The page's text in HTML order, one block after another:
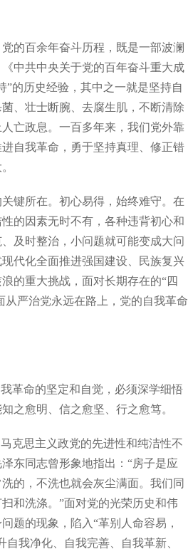
百余年奋斗历程，既是一部波澜
中共中央关于党的百年奋斗重大成
”的历史经验，其中之一就是坚持自
、壮士断腕、去腐生肌，不断清除
亡政息。一百多年来，我们党外靠
自我革命，勇于坚持真理、修正错
键所在。初心易得，始终难守。在
的因素无时不有，各种违背初心和
及时整治，小问题就可能变成大问
代化全面推进强国建设、民族复兴
的重大挑战，面对长期存在的“四
从严治党永远在路上，党的自我革命
革命的坚定和自觉，必须深学细悟
之愈明、信之愈坚、行之愈笃。
克思主义政党的先进性和纯洁性不
东同志曾形象地指出：“房子是应
的，不洗也就会灰尘满面。我们同
和洗涤。”面对党的光荣历史和伟
题的现象，陷入“革别人命容易，
我净化、自我完善、自我革新、